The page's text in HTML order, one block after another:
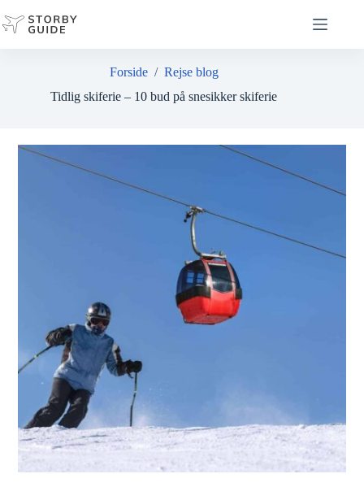
til
indhold
Forside/ Rejse blog
Tidlig skiferie – 10 bud på snesikker skiferie